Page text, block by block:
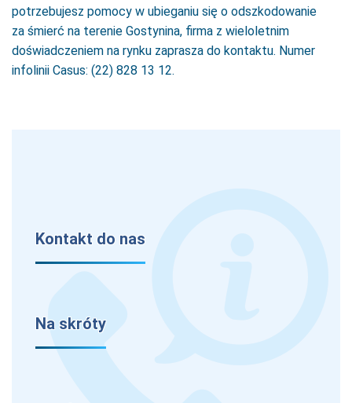
potrzebujesz pomocy w ubieganiu się o odszkodowanie
za śmierć na terenie Gostynina, firma z wieloletnim
doświadczeniem na rynku zaprasza do kontaktu. Numer
infolinii Casus: (22) 828 13 12.
Kontakt do nas
Na skróty